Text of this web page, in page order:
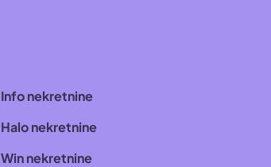
Info nekretnine
Halo nekretnine
Win nekretnine